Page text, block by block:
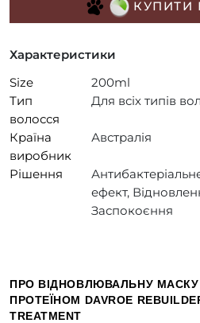
КУПИТИ
Характеристики
Size
200ml
Тип
волосся
Для всіх типів
Країна
виробник
Австралія
Рішення
ефект,
Заспокоєння
ПРО ВІДНОВЛЮВАЛЬНУ
ПРОТЕЇНОМ DAVROE
TREATMENT